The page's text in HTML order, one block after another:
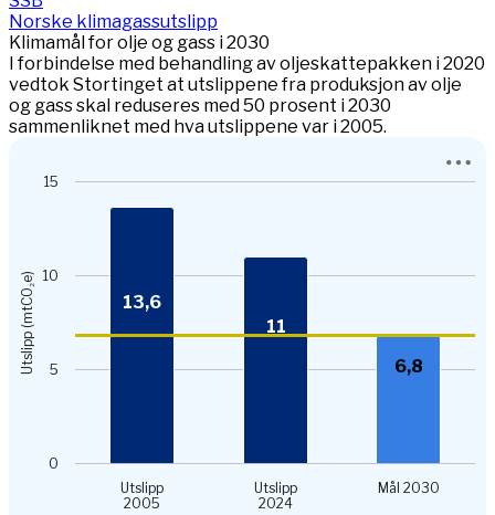
Norske klimagassutslipp
Klimamål for olje og gass i 2030
I forbindelse med behandling av oljeskattepakken i 2020
vedtok Stortinget at utslippene fra produksjon av olje
og gass skal reduseres med 50 prosent i 2030
sammenliknet med hva utslippene var i 2005.
Bar chart with 2 data series.
The chart has 1 X axis displaying categories.
The chart has 1 Y axis displaying Utslipp (mtCO₂e). Data
Utslipp (mtCO₂e)
13,6
11
6,8
Utslipp
2005
Utslipp
2024
Mål 2030
0
5
10
15